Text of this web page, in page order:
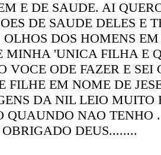
E DE SAUDE. AI
DE SAUDE DELES E
OLHOS DOS HOMENS
MINHA 'UNICA FILHA E
VOCE ODE FAZER E SEI
FILHE EM NOME DE
DA NIL LEIO MUITO
QUAUNDO NAO TENHO
DEUS........